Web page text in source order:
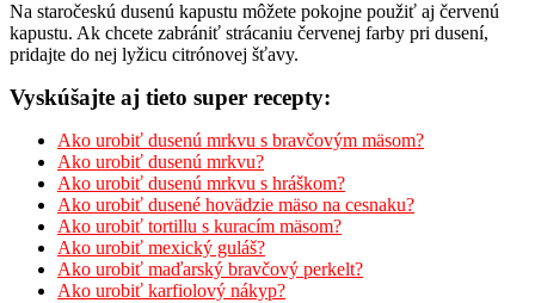
Na staročeskú dusenú kapustu môžete pokojne použiť aj červenú
kapustu. Ak chcete zabrániť strácaniu červenej farby pri dusení,
pridajte do nej lyžicu citrónovej šťavy.
Vyskúšajte aj tieto super recepty:
Ako urobiť dusenú mrkvu s bravčovým mäsom?
Ako urobiť dusenú mrkvu?
Ako urobiť dusenú mrkvu s hráškom?
Ako urobiť dusené hovädzie mäso na cesnaku?
Ako urobiť tortillu s kuracím mäsom?
Ako urobiť mexický guláš?
Ako urobiť maďarský bravčový perkelt?
Ako urobiť karfiolový nákyp?